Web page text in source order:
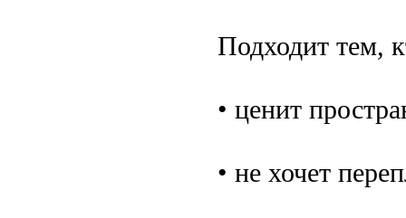
Подходит тем,
• ценит
• не хочет